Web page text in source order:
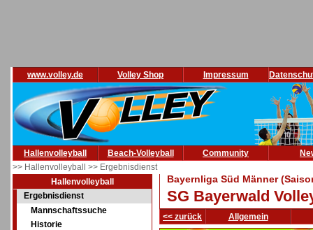
www.volley.de Volley Shop Impressum
Hallenvolleyball Beach-Volleyball Community
>> Hallenvolleyball >> Ergebnisdienst
Hallenvolleyball
Ergebnisdienst
Mannschaftssuche
Historie
Bayernliga Süd Männer
SG Bayerwald
<< zurück Allgemein